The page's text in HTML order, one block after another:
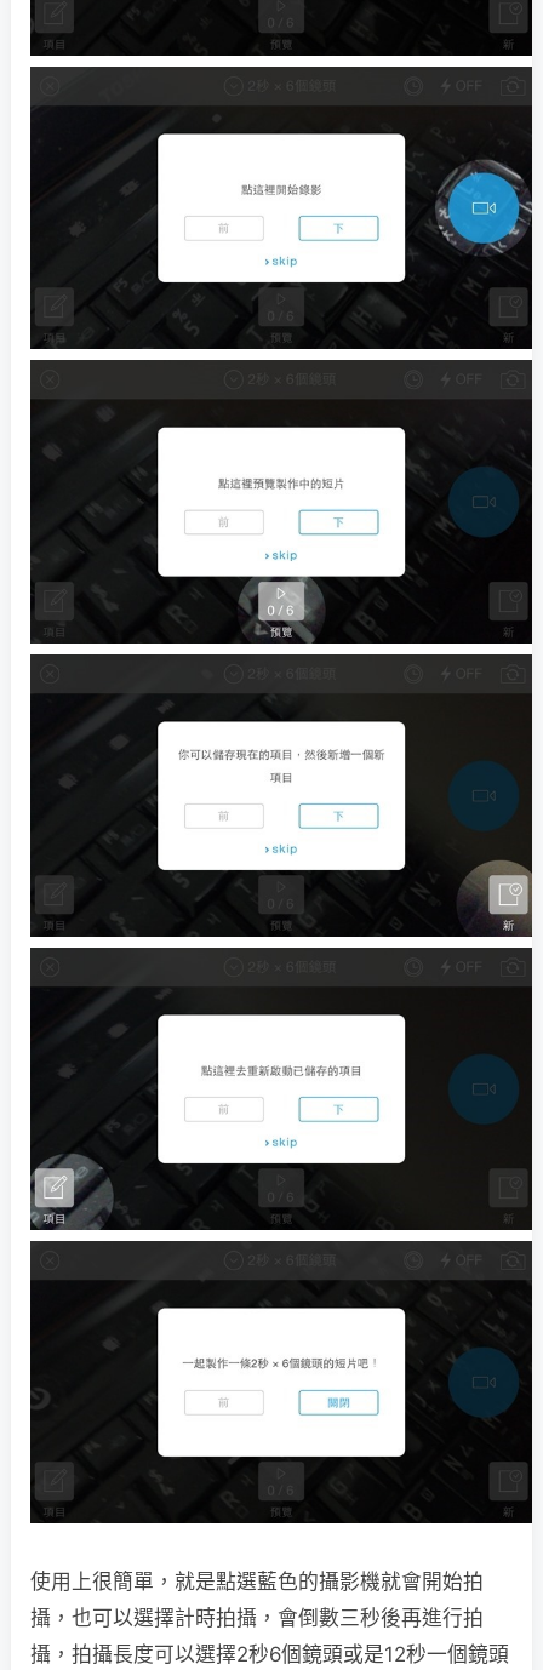
使用上很簡單，就是點選藍色的攝影機就會開始拍
攝，也可以選擇計時拍攝，會倒數三秒後再進行拍
攝，拍攝長度可以選擇2秒6個鏡頭或是12秒一個鏡頭